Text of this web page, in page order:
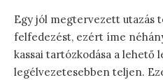
Egy jól megtervezett utazás
felfedezést, ezért íme
kassai tartózkodása a lehető
legélvezetesebben teljen.